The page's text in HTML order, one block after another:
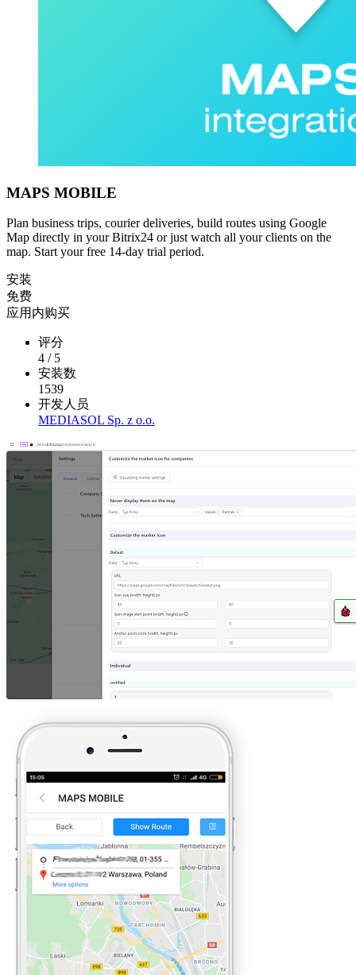
MAPS MOBILE
Plan business trips, courier deliveries, build routes using Google
Map directly in your Bitrix24 or just watch all your clients on the
map. Start your free 14-day trial period.
安装
免费
应用内购买
评分
4 / 5
安装数
1539
开发人员
MEDIASOL Sp. z o.o.